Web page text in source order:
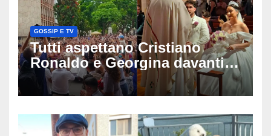
GOSSIP E TV
Tutti aspettano Cristiano
Ronaldo e Georgina davanti
alla cattedrale: ma il
matrimonio era di un’altra